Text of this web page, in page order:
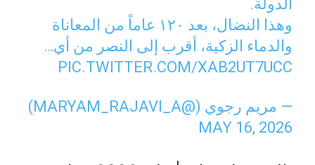
الدولة.
وهذا النضال، بعد ١٢٠ عاماً من المعاناة
والدماء الزكية، أقرب إلى النصر من أي…
PIC.TWITTER.COM/XAB2UT7UCC
— مریم رجوي (@MARYAM_RAJAVI_A)
MAY 16, 2026